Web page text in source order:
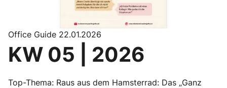
Office Guide 22.01.2026
KW 05 | 2026
Top-Thema: Raus aus dem Hamsterrad: Das „Ganz